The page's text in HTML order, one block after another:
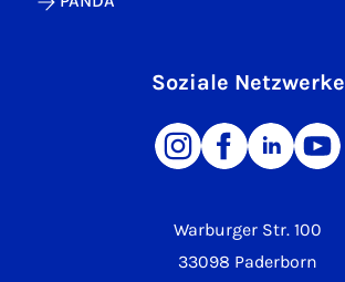
Warburger Str. 100
33098 Paderborn
Soziale Netzwerke